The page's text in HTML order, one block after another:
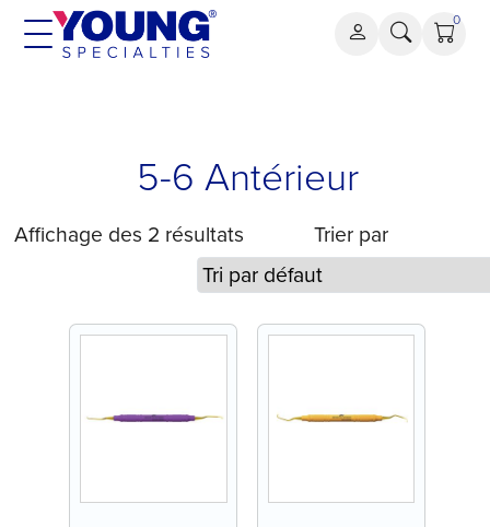
Aller
0
5-6 Antérieur
Affichage des 2 résultats Trier par